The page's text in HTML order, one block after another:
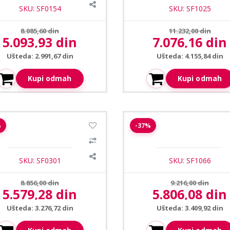
SKU: SF0154
Prethodna cena:
8.085,60 din
Aktuelna cena:
5.093,93 din
Ušteda: 2.991,67 din
Kupi odmah
SKU: SF1025
Prethodna cena:
11.232,00 din
Aktuelna cena:
7.076,16 din
Ušteda: 4.155,84 din
Kupi odmah
SF-DM943WC-F4N1 dome
kamera 3.6mm 2MP
SKU: SF0301
Prethodna cena:
8.856,00 din
Aktuelna cena:
5.579,28 din
Ušteda: 3.276,72 din
-37%
Safire SF-T010-5B1-0360
kamera 3,6mm 5MP
SKU: SF1066
Prethodna cena:
9.216,00 din
Aktuelna cena:
5.806,08 din
Ušteda: 3.409,92 din